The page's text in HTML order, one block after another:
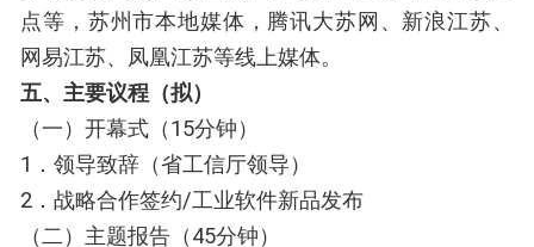
点等，苏州市本地媒体，腾讯大苏网、新浪江苏、
网易江苏、凤凰江苏等线上媒体。
五、主要议程（拟）
（一）开幕式（15分钟）
1．领导致辞（省工信厅领导）
2．战略合作签约/工业软件新品发布
（二）主题报告（45分钟）